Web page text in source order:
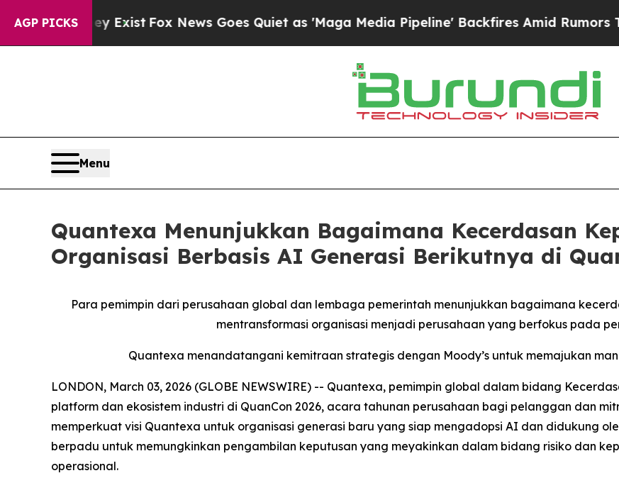
AGP PICKS
ExistFox News Goes Quiet as 'Maga Media Pipeline' Backfires Amid Rumors Trump Will
Menu
Quantexa Menunjukkan Bagaimana Kecerdasan
Organisasi Berbasis AI Generasi Berikutnya di
Para pemimpin dari perusahaan global dan lembaga pemerintah menunjukkan bagaimana
mentransformasi organisasi menjadi perusahaan yang berfokus pada
Quantexa menandatangani kemitraan strategis dengan Moody’s untuk memajukan
LONDON, March 03, 2026 (GLOBE NEWSWIRE) -- Quantexa, pemimpin global dalam bidang
platform dan ekosistem industri di QuanCon 2026, acara tahunan perusahaan bagi pelanggan dan
memperkuat visi Quantexa untuk organisasi generasi baru yang siap mengadopsi AI dan didukung
berpadu untuk memungkinkan pengambilan keputusan yang meyakinkan dalam bidang risiko dan
operasional.